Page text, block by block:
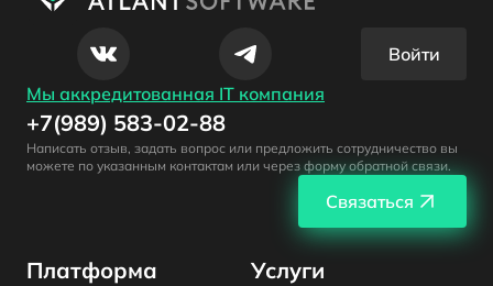
Войти
Мы аккредитованная IT компания
+7(989) 583-02-88
Написать отзыв, задать вопрос или предложить сотрудничество вы
можете по указанным контактам или через форму обратной связи.
Связаться
Платформа Услуги